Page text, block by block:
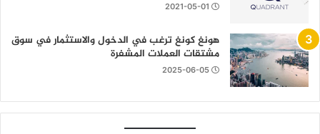
2021-05-01
هونغ كونغ ترغب في الدخول والاستثمار في سوق
مشتقات العملات المشفرة
2025-06-05